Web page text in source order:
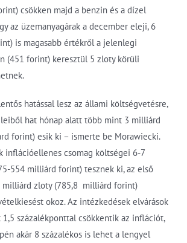
csökken majd a benzin és a dízel
az üzemanyagárak a december eleji, 6
is magasabb értékről a jelenlegi
(451 forint) keresztül 5 zloty körüli
hatással lesz az állami költségvetésre,
hat hónap alatt több mint 3 milliárd
forint) esik ki – ismerte be Morawiecki.
inflációellenes csomag költségei 6-7
554 milliárd forint) tesznek ki, az első
milliárd zloty (785,8 milliárd forint)
okoz. Az intézkedések elvárások
százalékponttal csökkentik az inflációt,
akár 8 százalékos is lehet a lengyel